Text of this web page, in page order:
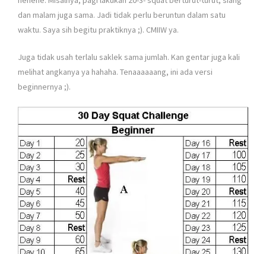
dan malam juga sama. Jadi tidak perlu beruntun dalam satu
waktu. Saya sih begitu praktiknya ;). CMIIW ya.
Juga tidak usah terlalu saklek sama jumlah. Kan gentar juga kali
melihat angkanya ya hahaha. Tenaaaaaang, ini ada versi
beginnernya ;).